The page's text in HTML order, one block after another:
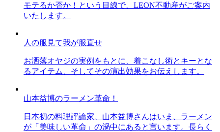
モテるか否か！という目線で、LEON不動産がご案内
いたします。
人の服見て我が服直せ
お洒落オヤジの実例をもとに、着こなし術とキーとな
るアイテム、そしてその演出効果をお伝えします。
山本益博のラーメン革命！
日本初の料理評論家、山本益博さんはいま、ラーメン
が「美味しい革命」の渦中にあると言います。長らく